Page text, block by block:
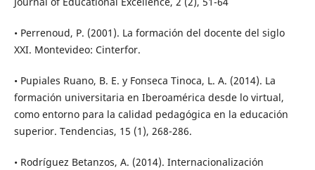
• Perrenoud, P. (2001). La formación del docente del siglo
XXI. Montevideo: Cinterfor.
• Pupiales Ruano, B. E. y Fonseca Tinoca, L. A. (2014). La
formación universitaria en Iberoamérica desde lo virtual,
como entorno para la calidad pedagógica en la educación
superior. Tendencias, 15 (1), 268-286.
• Rodríguez Betanzos, A. (2014). Internacionalización